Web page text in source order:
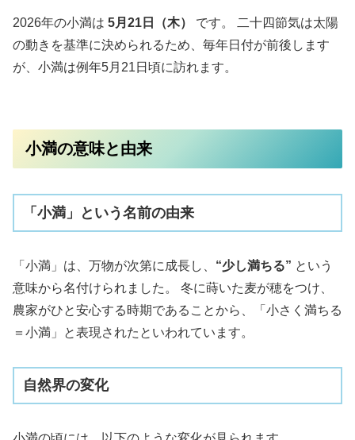
2026年の小満は 5月21日（木）
です。 二十四節気は太陽
の動きを基準に決められるため、毎年日付が前後します
が、小満は例年5月21日頃に訪れます。
小満の意味と由来
「小満」という名前の由来
「小満」は、万物が次第に成長し、 “少し満ちる” という
意味から名付けられました。 冬に蒔いた麦が穂をつけ、
農家がひと安心する時期であることから、「小さく満ちる
＝小満」と表現されたといわれています。
自然界の変化